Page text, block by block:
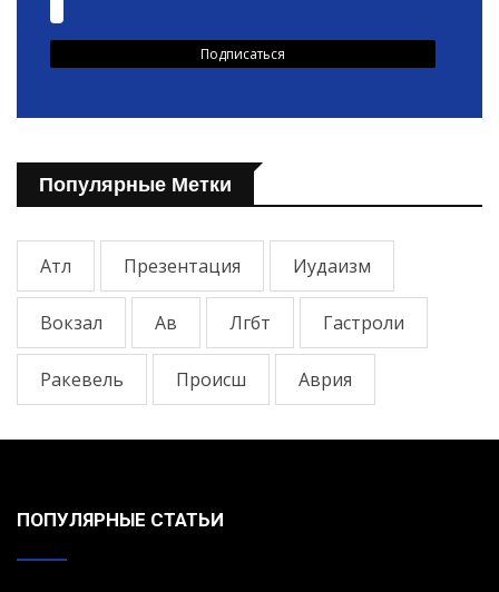
Популярные Метки
Атл Презентация Иудаизм
Вокзал Ав Лгбт Гастроли
Ракевель Происш Аврия
ПОПУЛЯРНЫЕ СТАТЬИ